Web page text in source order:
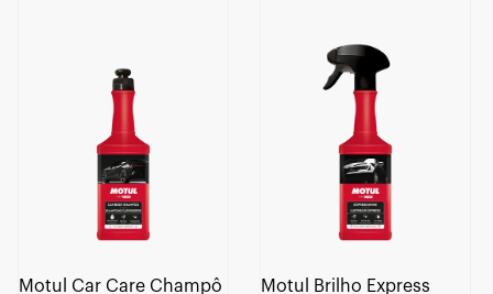
Motul Car Care Champô
Motul Brilho Express